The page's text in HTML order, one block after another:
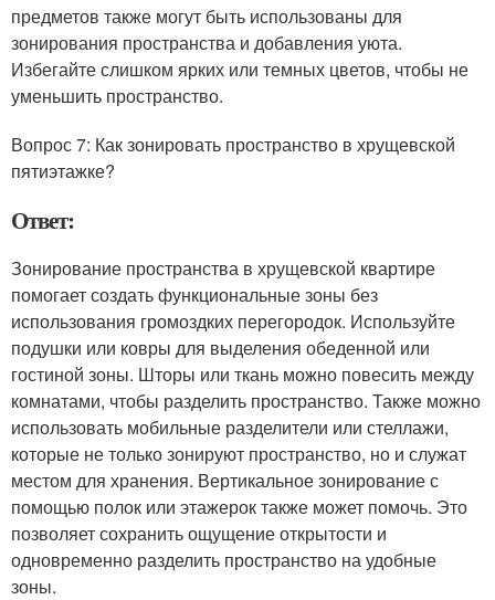
предметов также могут быть использованы для
зонирования пространства и добавления уюта.
Избегайте слишком ярких или темных цветов, чтобы не
уменьшить пространство.
Вопрос 7: Как зонировать пространство в хрущевской
пятиэтажке?
Ответ:
Зонирование пространства в хрущевской квартире
помогает создать функциональные зоны без
использования громоздких перегородок. Используйте
подушки или ковры для выделения обеденной или
гостиной зоны. Шторы или ткань можно повесить между
комнатами, чтобы разделить пространство. Также можно
использовать мобильные разделители или стеллажи,
которые не только зонируют пространство, но и служат
местом для хранения. Вертикальное зонирование с
помощью полок или этажерок также может помочь. Это
позволяет сохранить ощущение открытости и
одновременно разделить пространство на удобные
зоны.